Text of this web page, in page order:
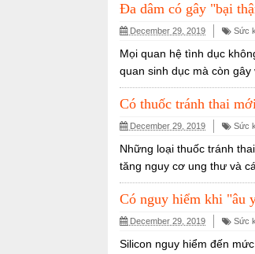
Đa dâm có gây "bại
December 29, 2019 Sức
Mọi quan hệ tình dục
quan sinh dục mà còn gây
Có thuốc tránh thai
December 29, 2019 Sức
Những loại thuốc tránh
tăng nguy cơ ung thư và
Có nguy hiểm khi "âu
December 29, 2019 Sức
Silicon nguy hiểm đến